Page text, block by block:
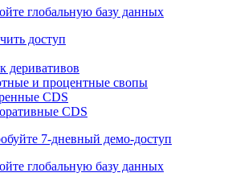
глобальную базу данных
доступ
деривативов
и процентные свопы
CDS
CDS
7-дневный демо-доступ
глобальную базу данных